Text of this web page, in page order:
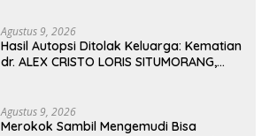
Agustus 9, 2026
Hasil Autopsi Ditolak Keluarga: Kematian
dr. ALEX CRISTO LORIS SITUMORANG,
Agustus 9, 2026
Merokok Sambil Mengemudi Bisa